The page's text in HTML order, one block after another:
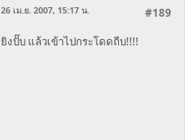
#189
26 เม.ย. 2007, 15:17 น.
ยิงปั๊บ แล้วเข้าไปกระโดดถีบ!!!!